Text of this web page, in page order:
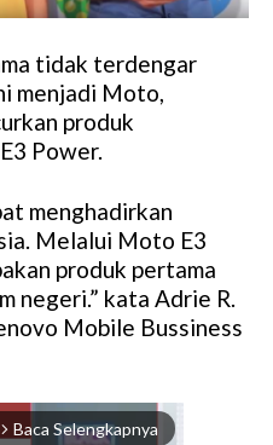
tidak terdengar
menjadi Moto,
produk
Power.
menghadirkan
Melalui Moto E3
produk pertama
negeri.” kata Adrie R.
Mobile Bussiness
arrow_forward_ios Baca Selengkapnya